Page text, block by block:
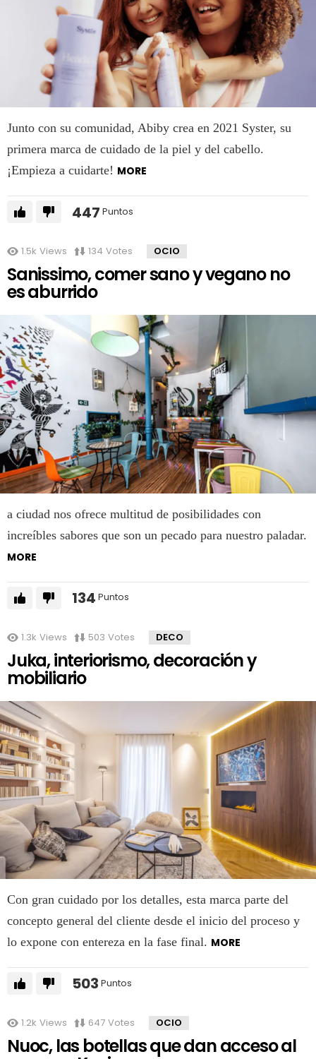
Junto con su comunidad, Abiby crea en 2021 Syster, su
primera marca de cuidado de la piel y del cabello.
¡Empieza a cuidarte! MORE
447 Puntos
1.5k Views 134 Votes OCIO
Sanissimo, comer sano y vegano no
es aburrido
a ciudad nos ofrece multitud de posibilidades con
increíbles sabores que son un pecado para nuestro paladar.
MORE
134 Puntos
1.3k Views 503 Votes DECO
Juka, interiorismo, decoración y
mobiliario
Con gran cuidado por los detalles, esta marca parte del
concepto general del cliente desde el inicio del proceso y
lo expone con entereza en la fase final. MORE
503 Puntos
1.2k Views 647 Votes OCIO
Nuoc, las botellas que dan acceso al